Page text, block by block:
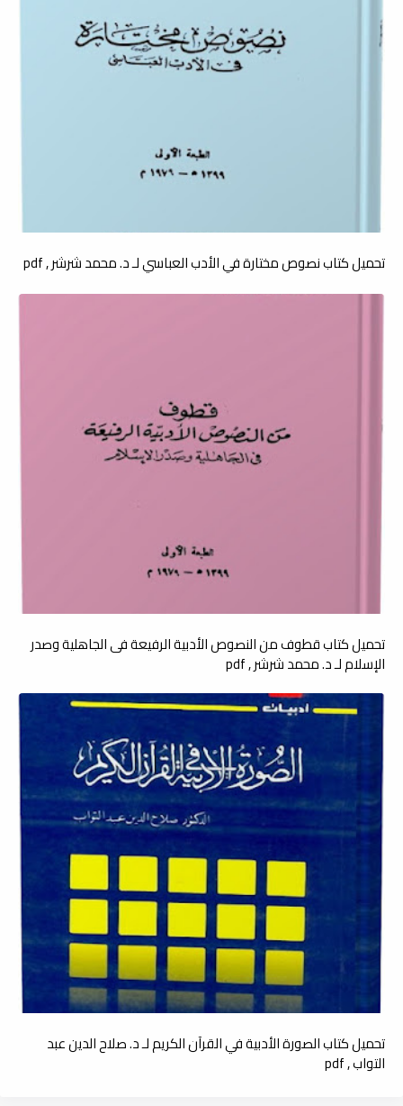
تحميل كتاب نصوص مختارة في الأدب العباسي لـ د. محمد شرشر , pdf
تحميل كتاب قطوف من النصوص الأدبية الرفيعة فى الجاهلية وصدر
الإسلام لـ د. محمد شرشر , pdf
تحميل كتاب الصورة الأدبية في القرآن الكريم لـ د. صلاح الدين عبد
التواب , pdf